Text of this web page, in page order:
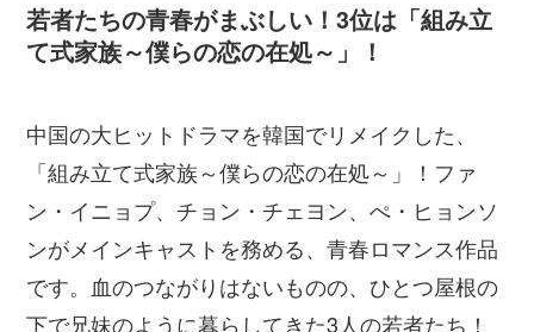
若者たちの青春がまぶしい！3位は「組み立
て式家族～僕らの恋の在処～」！
中国の大ヒットドラマを韓国でリメイクした、
「組み立て式家族～僕らの恋の在処～」！ファ
ン・イニョプ、チョン・チェヨン、ぺ・ヒョンソ
ンがメインキャストを務める、青春ロマンス作品
です。血のつながりはないものの、ひとつ屋根の
下で兄妹のように暮らしてきた3人の若者たち！